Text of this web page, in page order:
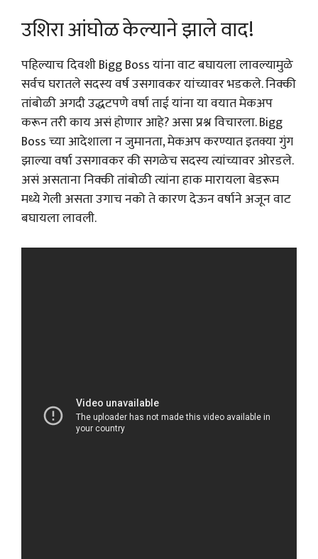
उशिरा आंघोळ केल्याने झाले वाद!
पहिल्याच दिवशी Bigg Boss यांना वाट बघायला लावल्यामुळे
सर्वच घरातले सदस्य वर्ष उसगावकर यांच्यावर भडकले. निक्की
तांबोळी अगदी उद्धटपणे वर्षा ताई यांना या वयात मेकअप
करून तरी काय असं होणार आहे? असा प्रश्न विचारला. Bigg
Boss च्या आदेशाला न जुमानता, मेकअप करण्यात इतक्या गुंग
झाल्या वर्षा उसगावकर की सगळेच सदस्य त्यांच्यावर ओरडले.
असं असताना निक्की तांबोळी त्यांना हाक मारायला बेडरूम
मध्ये गेली असता उगाच नको ते कारण देऊन वर्षाने अजून वाट
बघायला लावली.